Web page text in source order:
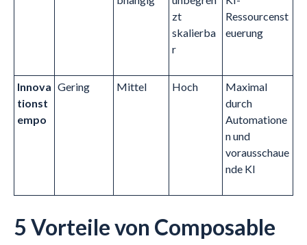
zt
skalierba
r
Ressourcenst
euerung
Innova
tionst
empo
Gering Mittel Hoch
Maximal
durch
Automatione
n und
vorausschaue
nde KI
5 Vorteile von Composable